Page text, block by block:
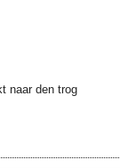
naar den trog